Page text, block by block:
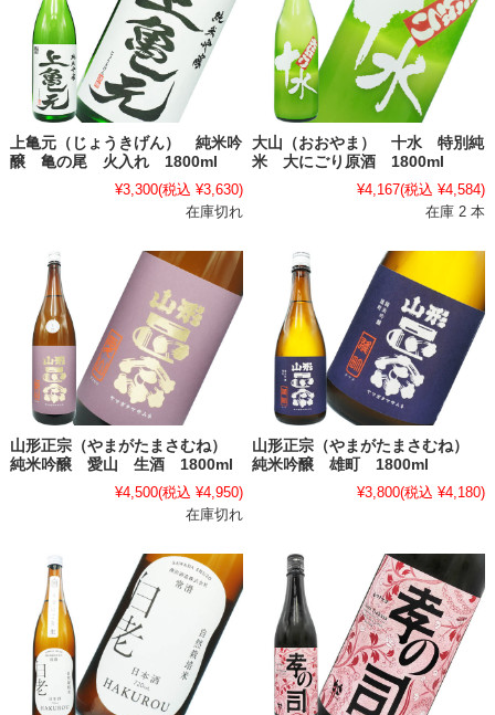
上亀元（じょうきげん） 純米吟
醸 亀の尾 火入れ 1800ml
¥3,300(税込 ¥3,630)
在庫切れ
大山（おおやま） 十水 特別純
米 大にごり原酒 1800ml
¥4,167(税込 ¥4,584)
在庫 2 本
山形正宗（やまがたまさむね）
純米吟醸 愛山 生酒 1800ml
¥4,500(税込 ¥4,950)
在庫切れ
山形正宗（やまがたまさむね）
純米吟醸 雄町 1800ml
¥3,800(税込 ¥4,180)